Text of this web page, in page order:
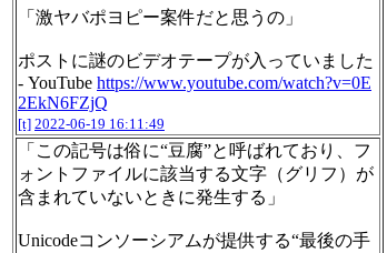
「激ヤバポヨピー案件だと思うの」
ポストに謎のビデオテープが入っていました
- YouTube https://www.youtube.com/watch?v=0E
2EkN6FZjQ
[t] 2022-06-19 16:11:49
「この記号は俗に“豆腐”と呼ばれており、フ
ォントファイルに該当する文字（グリフ）が
含まれていないときに発生する」
Unicodeコンソーシアムが提供する“最後の手